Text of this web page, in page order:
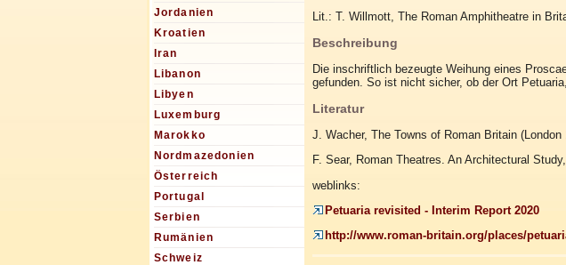
Jordanien
Kroatien
Iran
Libanon
Libyen
Luxemburg
Marokko
Nordmazedonien
Österreich
Portugal
Serbien
Rumänien
Schweiz
Lit.: T. Willmott, The Roman Amphitheatre in
Beschreibung
Die inschriftlich bezeugte Weihung eines
gefunden. So ist nicht sicher, ob der Ort
Literatur
J. Wacher, The Towns of Roman Britain (London
F. Sear, Roman Theatres. An Architectural
weblinks:
Petuaria revisited - Interim Report 2020
http://www.roman-britain.org/places/